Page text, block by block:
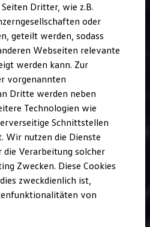
Kollektion
HU/AU
und Checks
Flüssigkeiten
Unfallhilfe
Teile
Zubehör
Dritter, wie z.B.
oder
geteilt werden, sodass
Webseiten relevante
werden kann. Zur
vorgenannten
Dritte werden neben
Technologien wie
Schnittstellen
Wir nutzen die Dienste
Verarbeitung solcher
Zwecken. Diese Cookies
zweckdienlich ist,
von